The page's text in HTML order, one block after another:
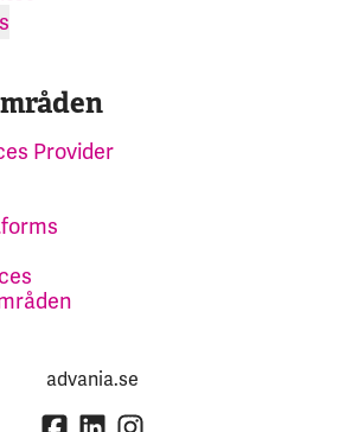
Provider
advania.se